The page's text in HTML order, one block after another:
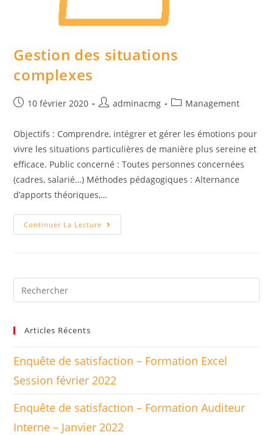
Gestion des situations
complexes
Post10 février 2020
Auteur/autrice
la
publication :
adminacmg
PostManagement
Objectifs : Comprendre, intégrer et gérer les émotions pour
vivre les situations particulières de manière plus sereine et
efficace. Public concerné : Toutes personnes concernées
(cadres, salarié…) Méthodes pédagogiques : Alternance
d’apports théoriques,…
Continuer La Lecture Gestion
Des
Rechercher
sur
siteArticles Récents
Enquête de satisfaction – Formation Excel
Session février 2022
Enquête de satisfaction – Formation Auditeur
Interne – Janvier 2022